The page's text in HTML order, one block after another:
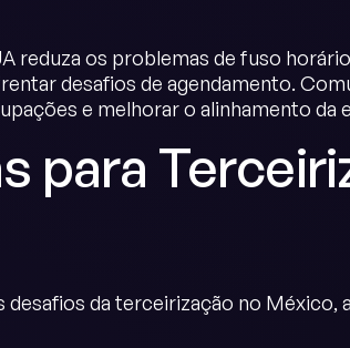
reduza os problemas de fuso
desafios de agendamento.
e melhorar o alinhamento da
para
da terceirização no México,